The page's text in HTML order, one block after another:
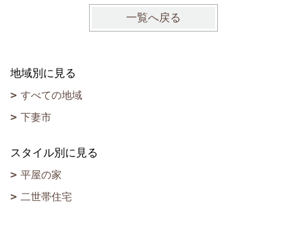
一覧へ戻る
地域別に見る
すべての地域
下妻市
スタイル別に見る
平屋の家
二世帯住宅